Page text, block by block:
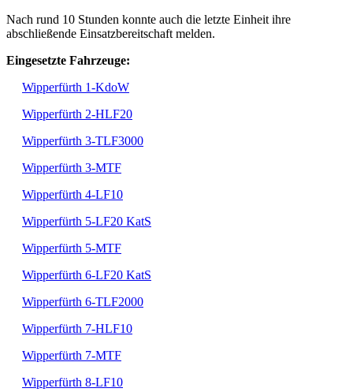
Nach rund 10 Stunden konnte auch die letzte Einheit ihre
abschließende Einsatzbereitschaft melden.
Eingesetzte Fahrzeuge:
Wipperfürth 1-KdoW
Wipperfürth 2-HLF20
Wipperfürth 3-TLF3000
Wipperfürth 3-MTF
Wipperfürth 4-LF10
Wipperfürth 5-LF20 KatS
Wipperfürth 5-MTF
Wipperfürth 6-LF20 KatS
Wipperfürth 6-TLF2000
Wipperfürth 7-HLF10
Wipperfürth 7-MTF
Wipperfürth 8-LF10